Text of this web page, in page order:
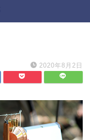
2020年8月2日